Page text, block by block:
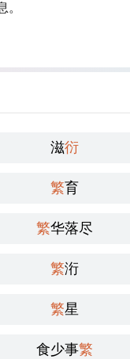
。
滋衍
繁育
繁华落尽
繁洐
繁星
食少事繁